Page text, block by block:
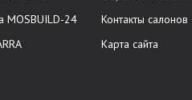
MOSBUILD-24
Контакты салонов
Карта сайта